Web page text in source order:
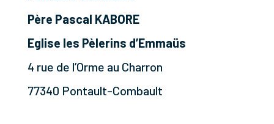
Père Pascal KABORE
Eglise les Pèlerins d’Emmaüs
4 rue de l’Orme au Charron
77340 Pontault-Combault